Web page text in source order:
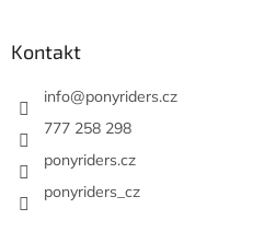
Kontakt
info@ponyriders.cz
777 258 298
ponyriders.cz
ponyriders_cz